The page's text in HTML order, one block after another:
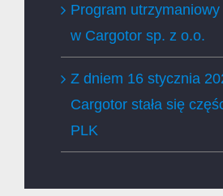
Program utrzymaniowy
w Cargotor sp. z o.o.
Z dniem 16 stycznia
Cargotor stała się
PLK